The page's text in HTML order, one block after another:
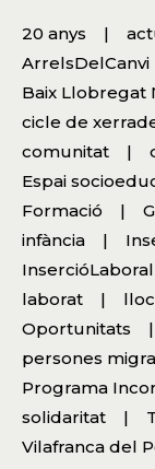
20 anys
ArrelsDelCanvi
Baix Llobregat
cicle de
comunitat
Espai
Formació
infància
InsercióLaboral
laborat
Oportunitats
persones
Programa
solidaritat
Vilafranca del